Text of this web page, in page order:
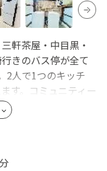
軒茶屋・中目黒・
きのバス停が全て
2人で1つのキッチ
す。コミュニティー
管理人常駐で安